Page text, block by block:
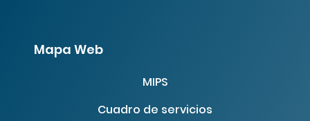
Mapa Web
MIPS
Cuadro de servicios